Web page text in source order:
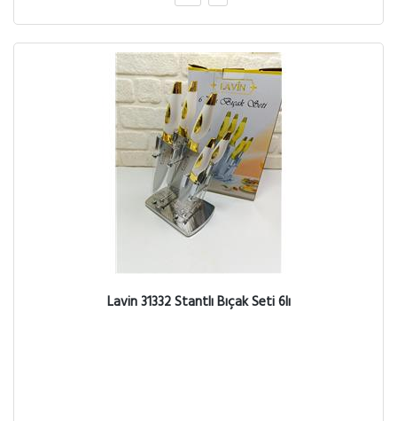
Lavin 31332 Stantlı Bıçak Seti 6lı